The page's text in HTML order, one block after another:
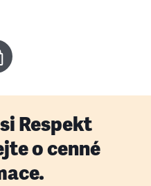
Respekt
o cenné